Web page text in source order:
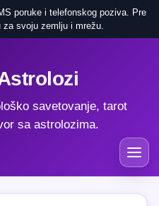
poruke i telefonskog poziva. Pre
za svoju zemlju i mrežu.
savetovanje, tarot
sa astrolozima.